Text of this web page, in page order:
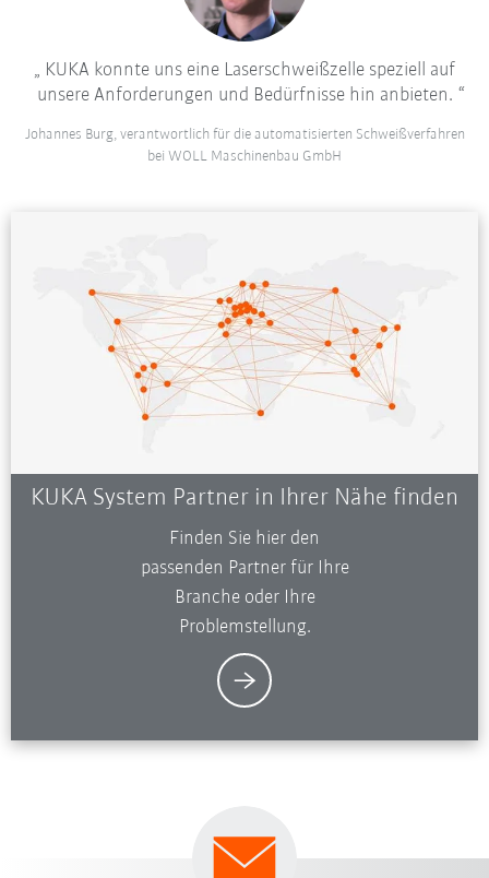
KUKA konnte uns eine Laserschweißzelle speziell auf
unsere Anforderungen und Bedürfnisse hin anbieten.
Johannes Burg, verantwortlich für die automatisierten Schweißverfahren
bei WOLL Maschinenbau GmbH
KUKA System Partner in Ihrer Nähe finden
Finden Sie hier den
passenden Partner für Ihre
Branche oder Ihre
Problemstellung.